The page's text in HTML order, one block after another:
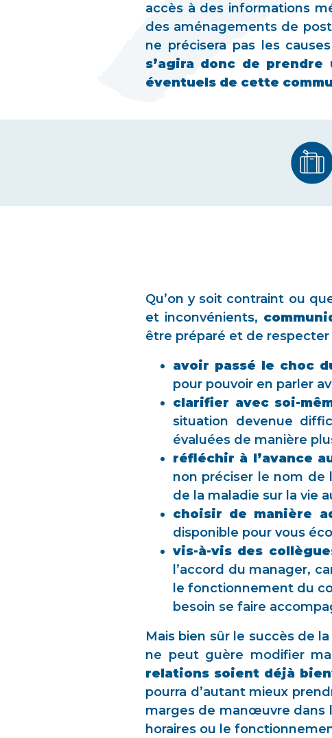
accès à des informations
des aménagements de
ne précisera pas les
s’agira donc de
éventuels de cette
Qu’on y soit contraint ou
et inconvénients,
être préparé et de
avoir passé le choc
pour pouvoir en parler
clarifier avec soi-
situation devenue
évaluées de manière
réfléchir à l’avance
non préciser le nom
de la maladie sur la vie
choisir de manière
disponible pour vous
vis-à-vis des
l’accord du manager,
le fonctionnement du
besoin se faire
Mais bien sûr le succès de
ne peut guère modifier
relations soient déjà
pourra d’autant mieux
marges de manœuvre dans
horaires ou le